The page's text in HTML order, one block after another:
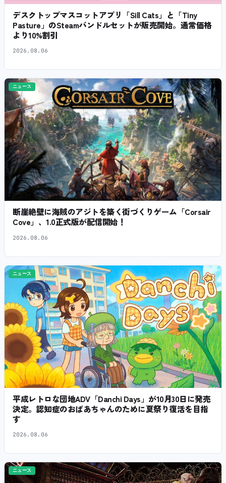
デスクトップマスコットアプリ「Sill Cats」と「Tiny
Pasture」のSteamバンドルセットが販売開始。通常価格
より10%割引
2026.08.06
ニュース
断崖絶壁に海賊のアジトを築く街づくりゲーム「Corsair
Cove」、1.0正式版が配信開始！
2026.08.06
ニュース
平成レトロな団地ADV「Danchi Days」が10月30日に発売
決定。認知症のおばあちゃんのために夏祭り復活を目指
す
2026.08.06
ニュース